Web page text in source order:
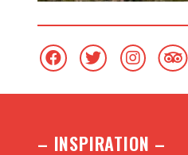
– INSPIRATION –